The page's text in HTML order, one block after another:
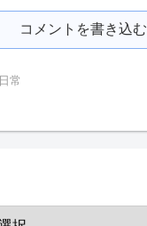
コメントを書き込む
日常